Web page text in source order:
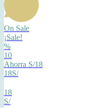
On Sale
¡Sale!
%
10
Ahorra S/18
18S/
18
S/